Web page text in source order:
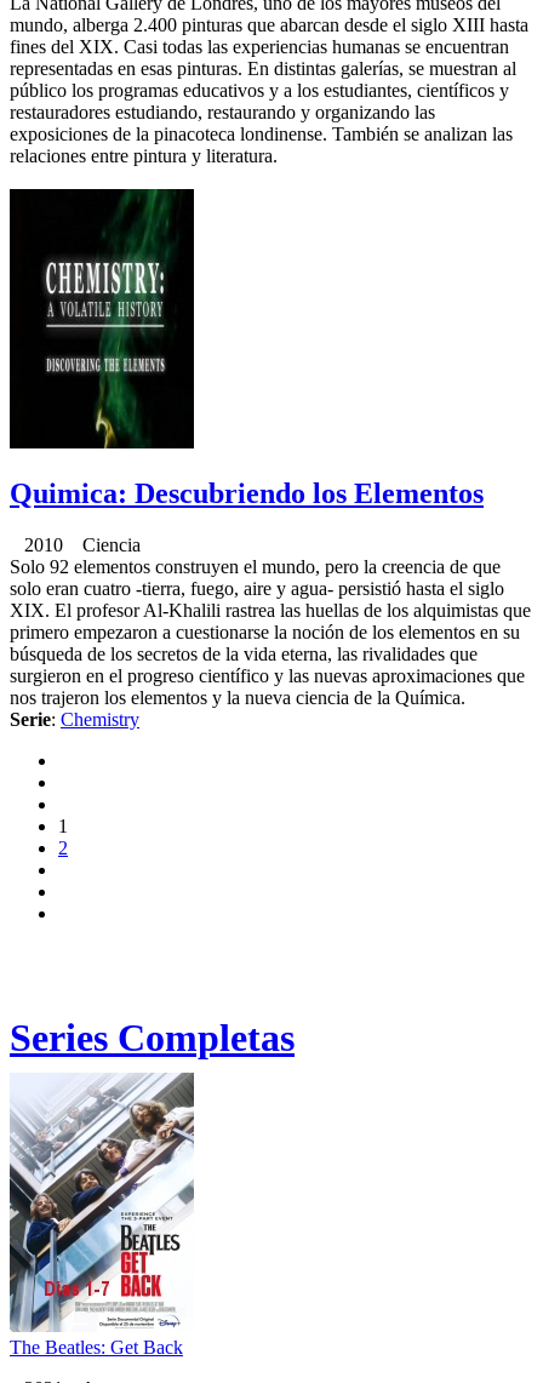
mundo, alberga 2.400 pinturas que abarcan desde el siglo XIII hasta
fines del XIX. Casi todas las experiencias humanas se encuentran
representadas en esas pinturas. En distintas galerías, se muestran al
público los programas educativos y a los estudiantes, científicos y
restauradores estudiando, restaurando y organizando las
exposiciones de la pinacoteca londinense. También se analizan las
relaciones entre pintura y literatura.
Quimica: Descubriendo los Elementos
2010 Ciencia
Solo 92 elementos construyen el mundo, pero la creencia de que
solo eran cuatro -tierra, fuego, aire y agua- persistió hasta el siglo
XIX. El profesor Al-Khalili rastrea las huellas de los alquimistas que
primero empezaron a cuestionarse la noción de los elementos en su
búsqueda de los secretos de la vida eterna, las rivalidades que
surgieron en el progreso científico y las nuevas aproximaciones que
nos trajeron los elementos y la nueva ciencia de la Química.
Serie: Chemistry
1
2
Series Completas
The Beatles: Get Back